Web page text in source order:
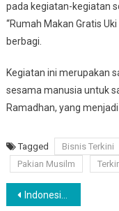
pada kegiatan-kegiatan
“Rumah Makan Gratis
berbagi.
Kegiatan ini merupakan
sesama manusia untuk
Ramadhan, yang
Tagged Bisnis Terkini
Pakian Musilm
Navigasi
Indonesia sumbang 1,12 persen kasus COVID dunia